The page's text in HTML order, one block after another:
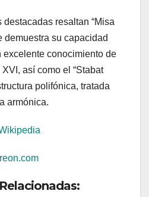
destacadas resaltan “Misa
demuestra su capacidad
excelente conocimiento de
así como el “Stabat
polifónica, tratada
armónica.